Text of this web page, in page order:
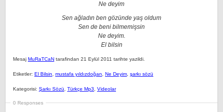
Ne deyim
Sen ağladın ben gözünde yaş oldum
Sen de beni bilmemişsin
Ne deyim.
El bilsin
Mesaj MuRaTCaN tarafindan 21 Eylül 2011 tarihte yazildi.
Etiketler: El Bilsin mustafa yıldızdoğan Ne Deyim şarkı sözü
Kategorisi: Şarkı Sözü Türkçe Mp3 Videolar
0 Responses